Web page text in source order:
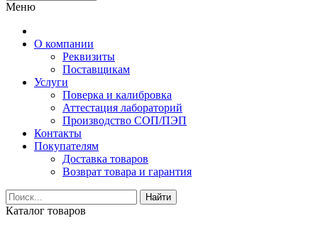
Меню
О компании
Реквизиты
Поставщикам
Услуги
Поверка и калибровка
Аттестация лабораторий
Производство СОП/ПЭП
Контакты
Покупателям
Доставка товаров
Возврат товара и гарантия
Найти
Каталог товаров